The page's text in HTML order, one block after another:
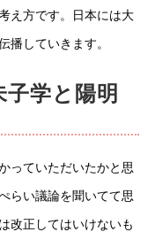
え方です。日本には大
播していきます。
学と陽明
っていただいたかと思
らい議論を聞いてて思
改正してはいけないも